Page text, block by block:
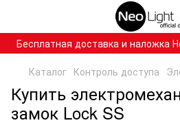
Бесплатная доставка и наложка
Каталог Контроль доступа
Купить
замок Lock SS